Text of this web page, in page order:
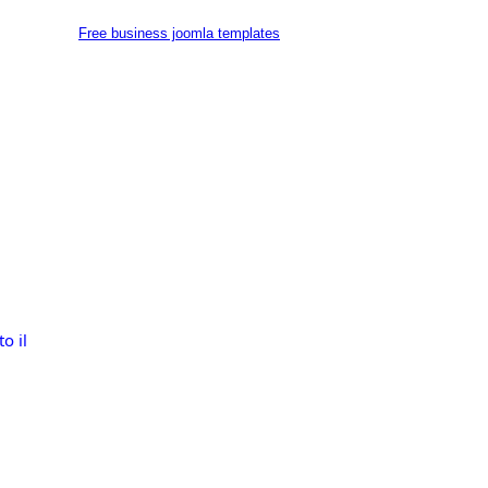
il
Free business joomla templates